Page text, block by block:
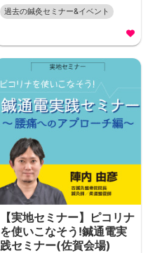
過去の鍼灸セミナー&イベント
【実地セミナー】ピコリナ
を使いこなそう!鍼通電実
践セミナー(佐賀会場)